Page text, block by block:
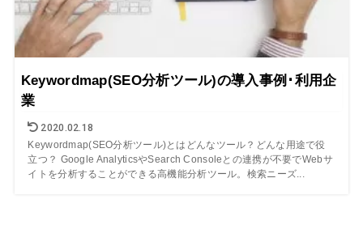
Keywordmap(SEO分析ツール)の導入事例･利用企
業
2020.02.18
Keywordmap(SEO分析ツール)とはどんなツール？どんな用途で役
立つ？ Google AnalyticsやSearch Consoleとの連携が不要でWebサ
イトを分析することができる高機能分析ツール。検索ニーズ...